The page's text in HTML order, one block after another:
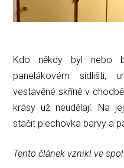
Kdo někdy byl nebo
panelákovém sídlišti,
vestavěné skříně v
krásy už neudělají. Na
stačit plechovka barvy a
Tento článek vznikl ve